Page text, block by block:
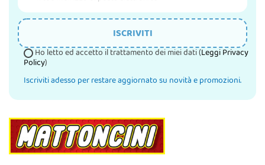
ISCRIVITI
Iscriviti adesso per restare aggiornato su novità e promozioni.
Ho letto ed accetto il trattamento dei miei dati (Leggi Privacy
Policy)